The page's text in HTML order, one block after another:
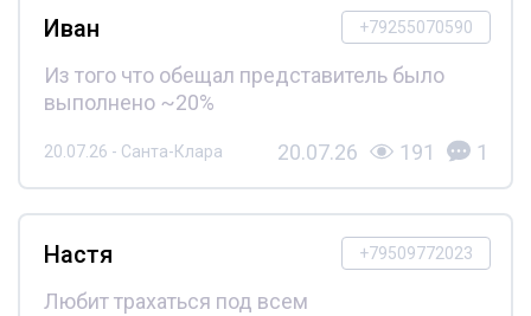
+79255070590
Иван
Из того что обещал представитель было
выполнено ~20%
20.07.26 - Санта-Клара 20.07.26 191 1
+79509772023
Настя
Любит трахаться под всем